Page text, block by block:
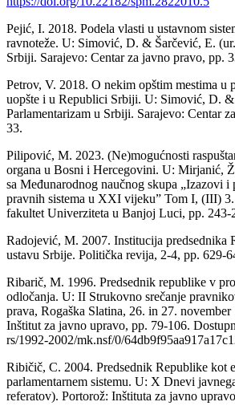
Pejić, I. 2018. Podela vlasti u ustavnom
ravnoteže. U: Simović, D. & Šarčević, E.
Srbiji. Sarajevo: Centar za javno pravo, pp.
Petrov, V. 2018. O nekim opštim mestima u
uopšte i u Republici Srbiji. U: Simović, D. &
Parlamentarizam u Srbiji. Sarajevo: Centar
33.
Pilipović, M. 2023. (Ne)mogućnosti
organa u Bosni i Hercegovini. U: Mirjanić,
sa Međunarodnog naučnog skupa „Izazovi i
pravnih sistema u XXI vijeku” Tom I, (III)
fakultet Univerziteta u Banjoj Luci, pp. 243-
Radojević, M. 2007. Institucija predsednika
ustavu Srbije. Politička revija, 2-4, pp. 629-
Ribarič, M. 1996. Predsednik republike v
odločanja. U: II Strukovno srečanje
prava, Rogaška Slatina, 26. in 27.
Inštitut za javno upravo, pp. 79-106.
rs/1992-2002/mk.nsf/0/
Ribičič, C. 2004. Predsednik Republike kot
parlamentarnem sistemu. U: X Dnevi
referatov). Portorož: Inštituta za javno